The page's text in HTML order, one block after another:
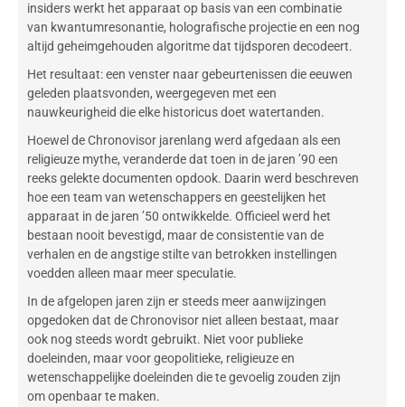
insiders werkt het apparaat op basis van een combinatie
van kwantumresonantie, holografische projectie en een nog
altijd geheimgehouden algoritme dat tijdsporen decodeert.
Het resultaat: een venster naar gebeurtenissen die eeuwen
geleden plaatsvonden, weergegeven met een
nauwkeurigheid die elke historicus doet watertanden.
Hoewel de Chronovisor jarenlang werd afgedaan als een
religieuze mythe, veranderde dat toen in de jaren ’90 een
reeks gelekte documenten opdook. Daarin werd beschreven
hoe een team van wetenschappers en geestelijken het
apparaat in de jaren ’50 ontwikkelde. Officieel werd het
bestaan nooit bevestigd, maar de consistentie van de
verhalen en de angstige stilte van betrokken instellingen
voedden alleen maar meer speculatie.
In de afgelopen jaren zijn er steeds meer aanwijzingen
opgedoken dat de Chronovisor niet alleen bestaat, maar
ook nog steeds wordt gebruikt. Niet voor publieke
doeleinden, maar voor geopolitieke, religieuze en
wetenschappelijke doeleinden die te gevoelig zouden zijn
om openbaar te maken.